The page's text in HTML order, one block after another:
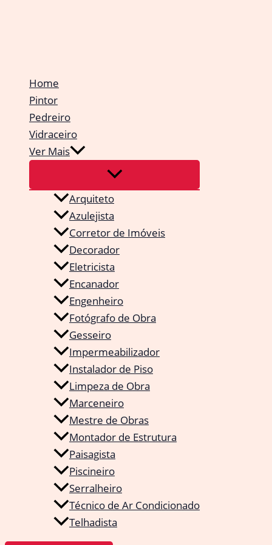
Home
Pintor
Pedreiro
Vidraceiro
Ver Mais
Arquiteto
Azulejista
Corretor de Imóveis
Decorador
Eletricista
Encanador
Engenheiro
Fotógrafo de Obra
Gesseiro
Impermeabilizador
Instalador de Piso
Limpeza de Obra
Marceneiro
Mestre de Obras
Montador de Estrutura
Paisagista
Piscineiro
Serralheiro
Técnico de Ar Condicionado
Telhadista